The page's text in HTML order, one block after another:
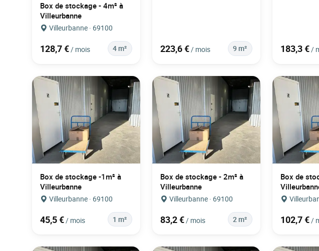
Box de stockage - 4m² à
Villeurbanne
Villeurbanne · 69100
128,7 €/ mois 4 m² 223,6 €/ mois 9 m² 183,3 €/
Box de stockage -1m² à
Villeurbanne
Villeurbanne · 69100
45,5 € / mois 1 m²
Box de stockage - 2m² à
Villeurbanne
Villeurbanne · 69100
83,2 € / mois 2 m²
Box de
102,7 € /